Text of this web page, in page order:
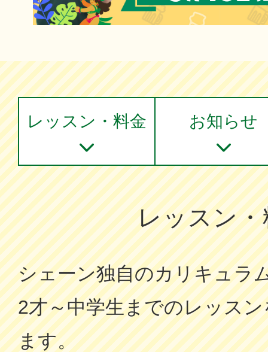
レッスン・料金 お知らせ
レッスン・
シェーン独⾃のカリキュラ
2才～中学⽣までのレッス
ます。